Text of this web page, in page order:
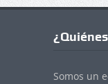
Somos un